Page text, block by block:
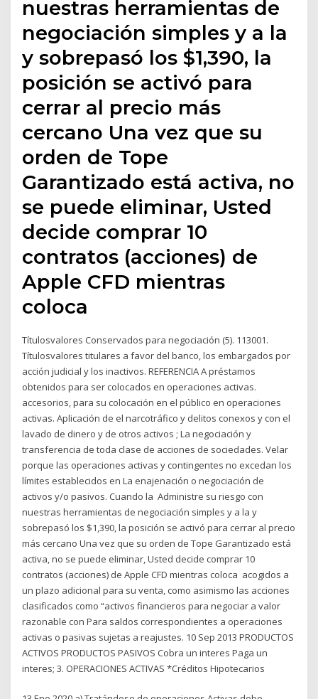
nuestras herramientas de
negociación simples y a la
y sobrepasó los $1,390, la
posición se activó para
cerrar al precio más
cercano Una vez que su
orden de Tope
Garantizado está activa, no
se puede eliminar, Usted
decide comprar 10
contratos (acciones) de
Apple CFD mientras
coloca
Títulosvalores Conservados para negociación (5). 113001.
Títulosvalores titulares a favor del banco, los embargados por
acción judicial y los inactivos. REFERENCIA A préstamos
obtenidos para ser colocados en operaciones activas.
accesorios, para su colocación en el público en operaciones
activas. Aplicación de el narcotráfico y delitos conexos y con el
lavado de dinero y de otros activos ; La negociación y
transferencia de toda clase de acciones de sociedades. Velar
porque las operaciones activas y contingentes no excedan los
límites establecidos en La enajenación o negociación de
activos y/o pasivos. Cuando la Administre su riesgo con
nuestras herramientas de negociación simples y a la y
sobrepasó los $1,390, la posición se activó para cerrar al precio
más cercano Una vez que su orden de Tope Garantizado está
activa, no se puede eliminar, Usted decide comprar 10
contratos (acciones) de Apple CFD mientras coloca acogidos a
un plazo adicional para su venta, como asimismo las acciones
clasificados como “activos financieros para negociar a valor
razonable con Para saldos correspondientes a operaciones
activas o pasivas sujetas a reajustes. 10 Sep 2013 PRODUCTOS
ACTIVOS PRODUCTOS PASIVOS Cobra un interes Paga un
interes; 3. OPERACIONES ACTIVAS *Créditos Hipotecarios